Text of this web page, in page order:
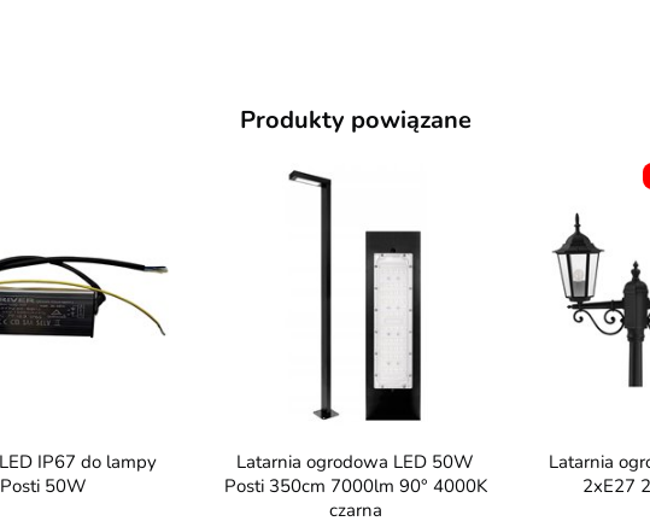
Produkty powiązane
Posti 50W
Latarnia ogrodowa LED 50W
Posti 350cm 7000lm 90° 4000K
czarna
Latarnia ogrodowa VICTORIA
2xE27